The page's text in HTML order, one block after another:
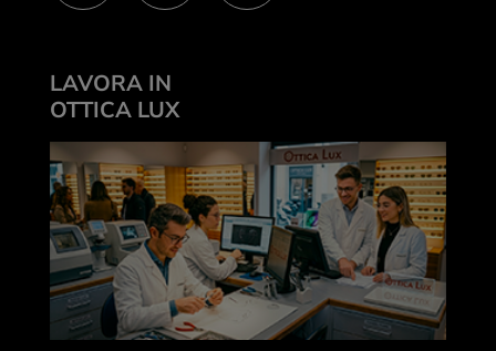
LAVORA IN
OTTICA LUX